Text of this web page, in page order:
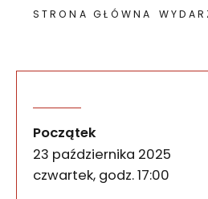
STRONA GŁÓWNA
Zapraszamy na
Początek
23 października 2025
czwartek, godz. 17:00